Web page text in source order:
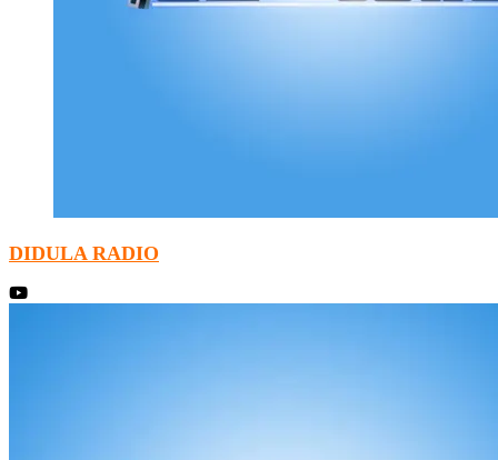
DIDULA RADIO